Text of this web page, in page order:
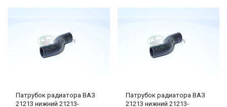
Патрубок радиатора ВАЗ
21213 нижний 21213-
Патрубок радиатора ВАЗ
21213 нижний 21213-